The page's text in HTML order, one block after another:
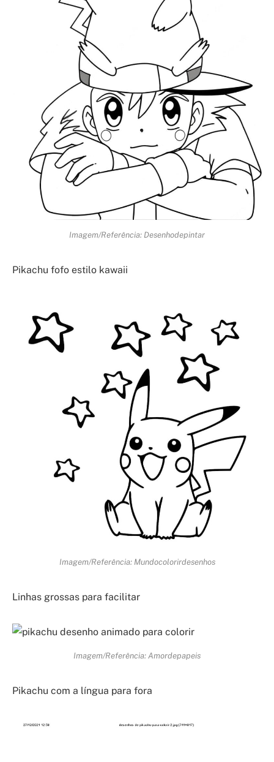
Imagem/Referência: Desenhodepintar
Pikachu fofo estilo kawaii
Imagem/Referência: Mundocolorirdesenhos
Linhas grossas para facilitar
Imagem/Referência: Amordepapeis
Pikachu com a língua para fora